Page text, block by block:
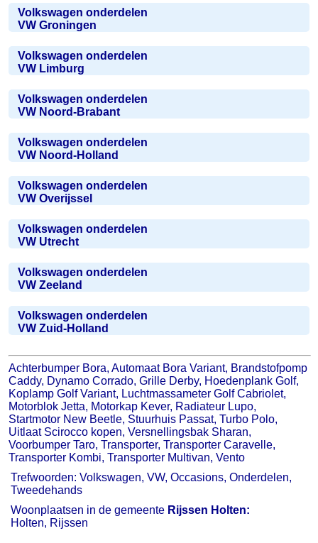
Volkswagen onderdelen
VW Groningen
Volkswagen onderdelen
VW Limburg
Volkswagen onderdelen
VW Noord-Brabant
Volkswagen onderdelen
VW Noord-Holland
Volkswagen onderdelen
VW Overijssel
Volkswagen onderdelen
VW Utrecht
Volkswagen onderdelen
VW Zeeland
Volkswagen onderdelen
VW Zuid-Holland
Achterbumper Bora, Automaat Bora Variant, Brandstofpomp
Caddy, Dynamo Corrado, Grille Derby, Hoedenplank Golf,
Koplamp Golf Variant, Luchtmassameter Golf Cabriolet,
Motorblok Jetta, Motorkap Kever, Radiateur Lupo,
Startmotor New Beetle, Stuurhuis Passat, Turbo Polo,
Uitlaat Scirocco kopen, Versnellingsbak Sharan,
Voorbumper Taro, Transporter, Transporter Caravelle,
Transporter Kombi, Transporter Multivan, Vento
Trefwoorden: Volkswagen, VW, Occasions, Onderdelen,
Tweedehands
Woonplaatsen in de gemeente Rijssen Holten:
Holten, Rijssen